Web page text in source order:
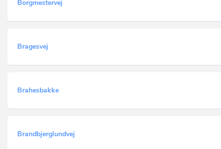
Borgmestervej
Bragesvej
Brahesbakke
Brandbjerglundvej